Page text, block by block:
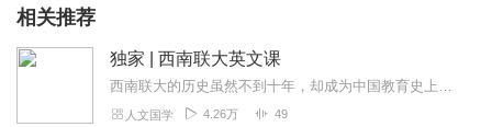
相关推荐
独家 | 西南联大英文课
西南联大的历史虽然不到十年，却成为中国教育史上的一座丰碑，堪称世界教育史上的奇迹。在那样一种战火纷飞、艰苦卓绝的条件下，她在不同的学科中培养了大批未来的国家栋梁...
人文国学 4.26万 49